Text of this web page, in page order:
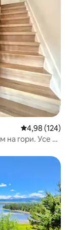
Середня
4,98 (124)
на гори. Усе в